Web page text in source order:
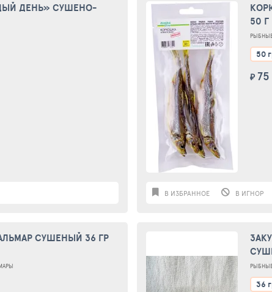
ДЕНЬ» СУШЕНО-
50 Г
50
₽ 75
В ИЗБРАННОЕ В ИГНОР
СУШЕНЫЙ 36 ГР
36